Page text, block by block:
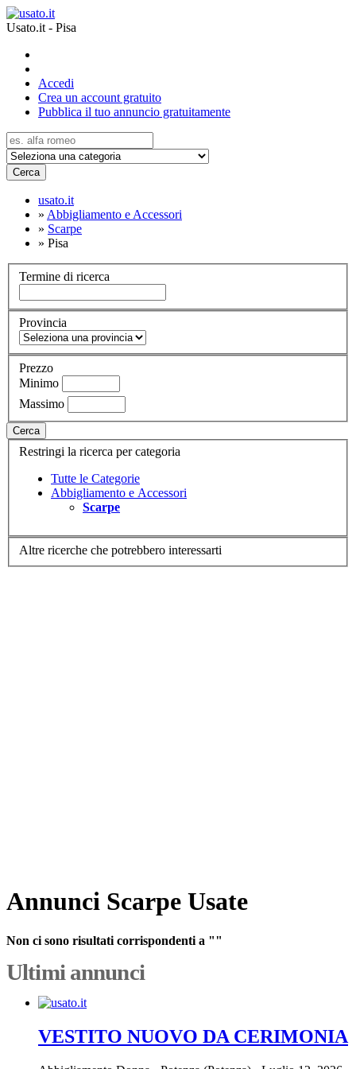
Usato.it - Pisa
Accedi
Crea un account gratuito
Pubblica il tuo annuncio gratuitamente
Cerca
usato.it
» Abbigliamento e Accessori
» Scarpe
» Pisa
Termine di ricerca
Provincia
Prezzo
Minimo
Massimo
Cerca
Restringi la ricerca per categoria
Tutte le Categorie
Abbigliamento e Accessori
Scarpe
Altre ricerche che potrebbero interessarti
Annunci Scarpe Usate
Non ci sono risultati corrispondenti a ""
Ultimi annunci
VESTITO NUOVO DA CERIMONIA